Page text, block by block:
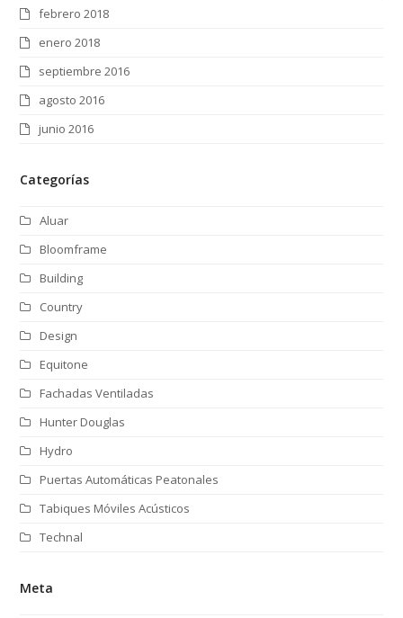
febrero 2018
enero 2018
septiembre 2016
agosto 2016
junio 2016
Categorías
Aluar
Bloomframe
Building
Country
Design
Equitone
Fachadas Ventiladas
Hunter Douglas
Hydro
Puertas Automáticas Peatonales
Tabiques Móviles Acústicos
Technal
Meta